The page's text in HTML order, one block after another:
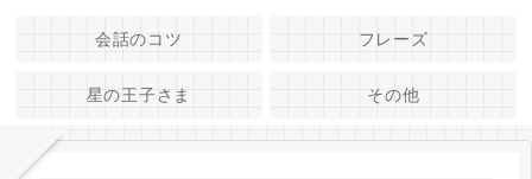
会話のコツ フレーズ
星の王子さま その他